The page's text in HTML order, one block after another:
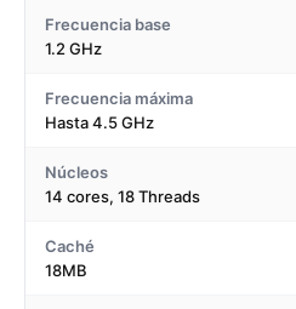
Frecuencia base
1.2 GHz
Frecuencia máxima
Hasta 4.5 GHz
Núcleos
14 cores, 18 Threads
Caché
18MB